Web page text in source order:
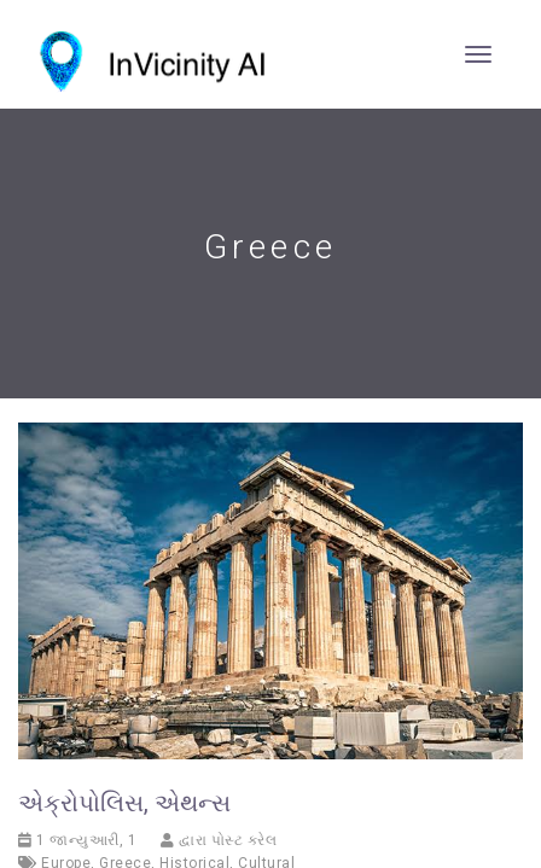
Greece
એક્રોપોલિસ, એથન્સ
1 જાન્યુઆરી, 1
દ્વારા પોસ્ટ કરેલ
Europe Greece Historical Cultural